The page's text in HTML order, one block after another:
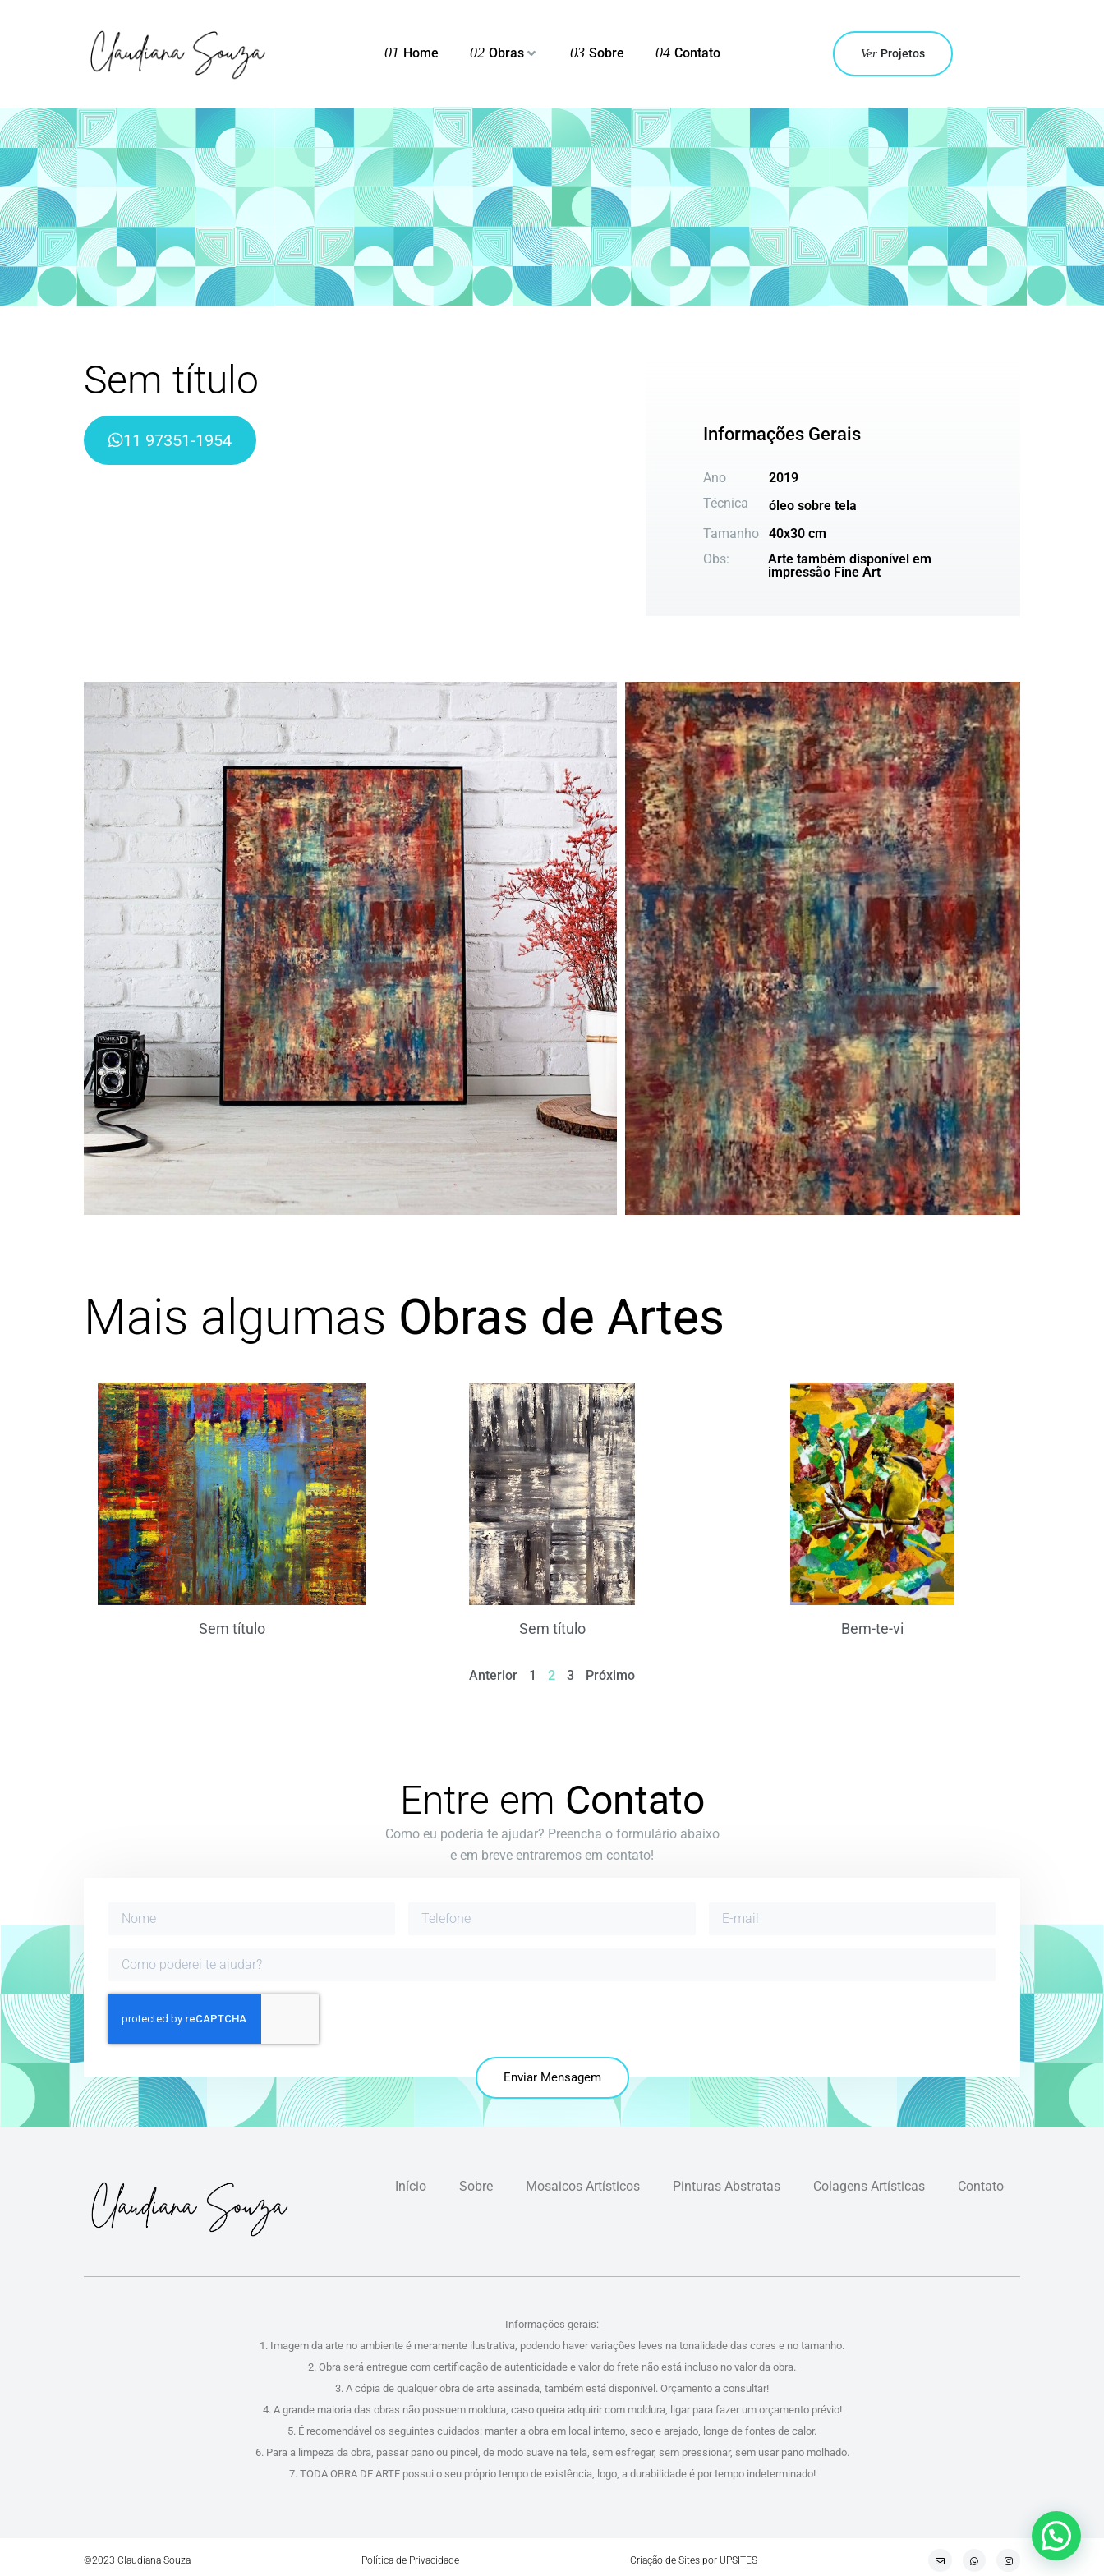
01 Home 02 Obras 03 Sobre 04 Contato Ver Projetos
Sem título
11 97351-1954 Informações Gerais
Ano
2019
Técnica
óleo sobre tela
Tamanho
40x30 cm
Obs:
Arte também disponível em
impressão Fine Art
Mais algumas Obras de Artes
Sem título Sem título Bem-te-vi
Anterior 1 2 3 Próximo
Entre em Contato
Como eu poderia te ajudar? Preencha o formulário abaixo
e em breve entraremos em contato!
Enviar Mensagem
Início Sobre Mosaicos Artísticos Pinturas Abstratas Colagens Artísticas Contato
Informações gerais:
1. Imagem da arte no ambiente é meramente ilustrativa, podendo haver variações leves na tonalidade das cores e no tamanho.
2. Obra será entregue com certificação de autenticidade e valor do frete não está incluso no valor da obra.
3. A cópia de qualquer obra de arte assinada, também está disponível. Orçamento a consultar!
4. A grande maioria das obras não possuem moldura, caso queira adquirir com moldura, ligar para fazer um orçamento prévio!
5. É recomendável os seguintes cuidados: manter a obra em local interno, seco e arejado, longe de fontes de calor.
6. Para a limpeza da obra, passar pano ou pincel, de modo suave na tela, sem esfregar, sem pressionar, sem usar pano molhado.
7. TODA OBRA DE ARTE possui o seu próprio tempo de existência, logo, a durabilidade é por tempo indeterminado!
©2023 Claudiana Souza Política de Privacidade Criação de Sites por UPSITES